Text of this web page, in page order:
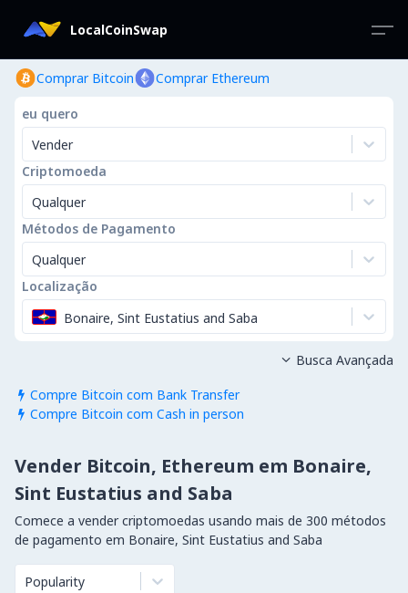
LocalCoinSwap
Comprar Bitcoin Comprar Ethereum
eu quero
Vender
Criptomoeda
Qualquer
Métodos de Pagamento
Qualquer
Localização
Bonaire, Sint Eustatius and Saba
 Compre Bitcoin com Bank Transfer
 Compre Bitcoin com Cash in person
 Busca Avançada
Vender Bitcoin, Ethereum em Bonaire,
Sint Eustatius and Saba
Comece a vender criptomoedas usando mais de 300 métodos
de pagamento em Bonaire, Sint Eustatius and Saba
Popularity